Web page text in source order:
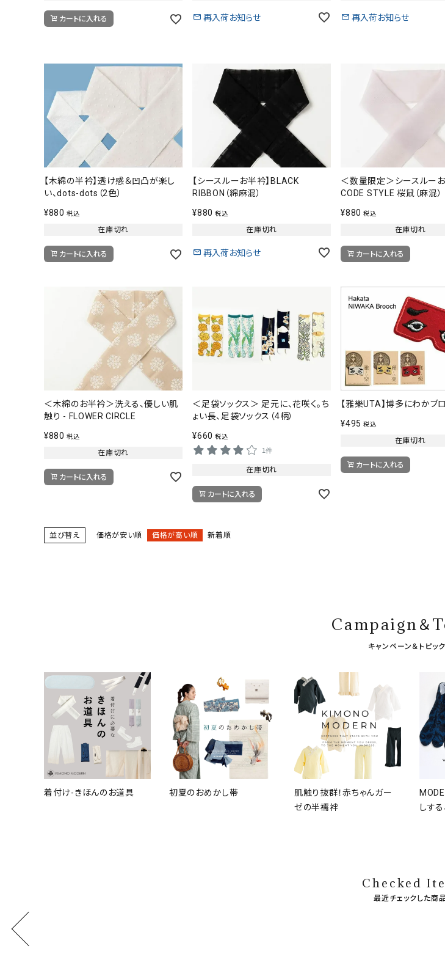
INFORMATION
カートに入れる 再入荷お知らせ 再入荷お知らせ
【木綿の半衿】透け感＆凹凸が楽し
い、dots-dots（2色）
¥880 税込
在庫切れ
カートに入れる
【シースルーお半衿】BLACK
RIBBON（綿麻混）
¥880 税込
在庫切れ
再入荷お知らせ
＜数量限定＞シースルー
CODE STYLE 桜鼠（麻混）
¥880 税込
在庫切れ
カートに入れる
＜木綿のお半衿＞洗える、優しい肌
触り - FLOWER CIRCLE
¥880 税込
在庫切れ
カートに入れる
＜足袋ソックス＞ 足元に、花咲く。ち
ょい長、足袋ソックス（4柄）
¥660 税込
1件
在庫切れ
カートに入れる
【雅樂UTA】博多にわかブ
¥495 税込
在庫切れ
カートに入れる
並び替え 価格が安い順 価格が高い順 新着順
Campaign＆
キャンペーン＆トピッ
着付け-きほんのお道具 初夏のおめかし帯
肌触り抜群！赤ちゃんガー
ゼの半襦袢
しする
Checked
最近チェックした商